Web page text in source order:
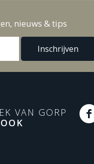
nieuws & tips
VAN GORP